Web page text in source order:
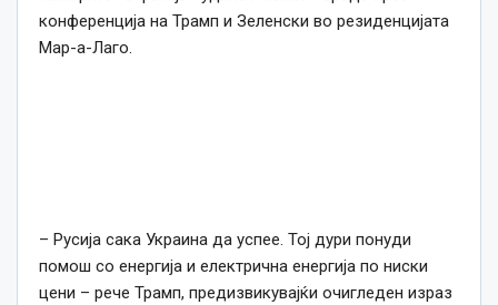
конференција на Трамп и Зеленски во резиденцијата
Мар-а-Лаго.
– Русија сака Украина да успее. Тој дури понуди
помош со енергија и електрична енергија по ниски
цени – рече Трамп, предизвикувајќи очигледен израз